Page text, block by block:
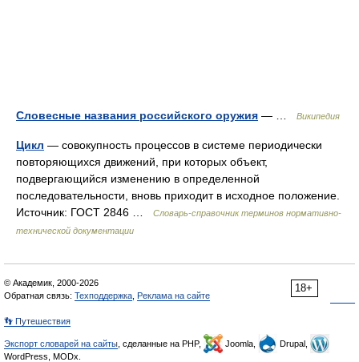
Словесные названия российского оружия — … Википедия
Цикл — совокупность процессов в системе периодически
повторяющихся движений, при которых объект,
подвергающийся изменению в определенной
последовательности, вновь приходит в исходное положение.
Источник: ГОСТ 2846 …
Словарь-справочник терминов нормативно-
технической документации
18+
© Академик, 2000-2026
Обратная связь: Техподдержка Реклама на сайте
👣 Путешествия
Экспорт словарей на сайты , сделанные на PHP, Joomla,
Drupal,
WordPress, MODx.